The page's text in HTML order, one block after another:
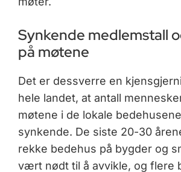
Synkende medlemstall
på møtene
Det er dessverre en
hele landet, at antall
møtene i de lokale
synkende. De siste 20-30
rekke bedehus på bygder og
vært nødt til å avvikle, og flere